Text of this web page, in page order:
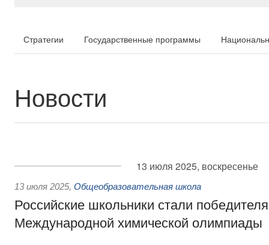
Стратегии Государственные программы
Новости
13 июля 2025, воскресенье
13 июля 2025, Общеобразовательная школа
Российские школьники стали
Международной химической олимпиады